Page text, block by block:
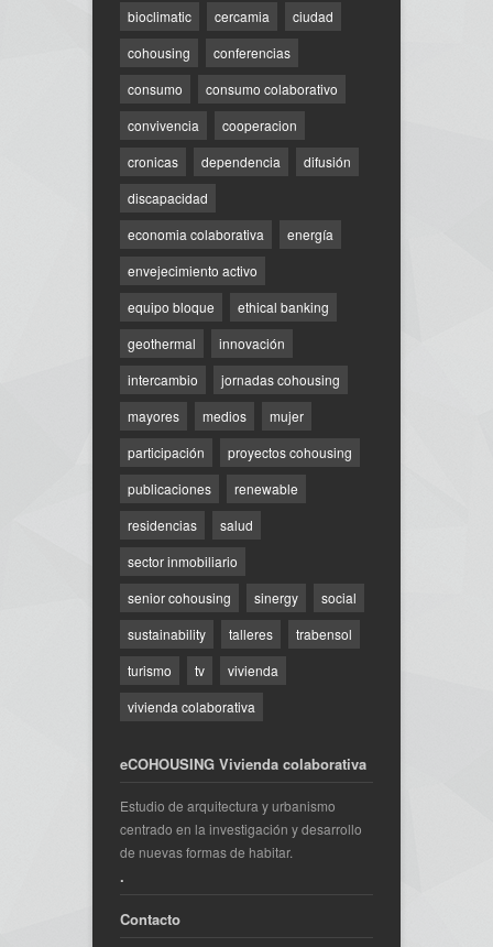
bioclimatic
cercamia
ciudad
cohousing
conferencias
consumo
consumo colaborativo
convivencia
cooperacion
cronicas
dependencia
difusión
discapacidad
economia colaborativa
energía
envejecimiento activo
equipo bloque
ethical banking
geothermal
innovación
intercambio
jornadas cohousing
mayores
medios
mujer
participación
proyectos cohousing
publicaciones
renewable
residencias
salud
sector inmobiliario
senior cohousing
sinergy
social
sustainability
talleres
trabensol
turismo
tv
vivienda
vivienda colaborativa
eCOHOUSING Vivienda colaborativa
Estudio de arquitectura y urbanismo
centrado en la investigación y desarrollo
de nuevas formas de habitar.
.
Contacto